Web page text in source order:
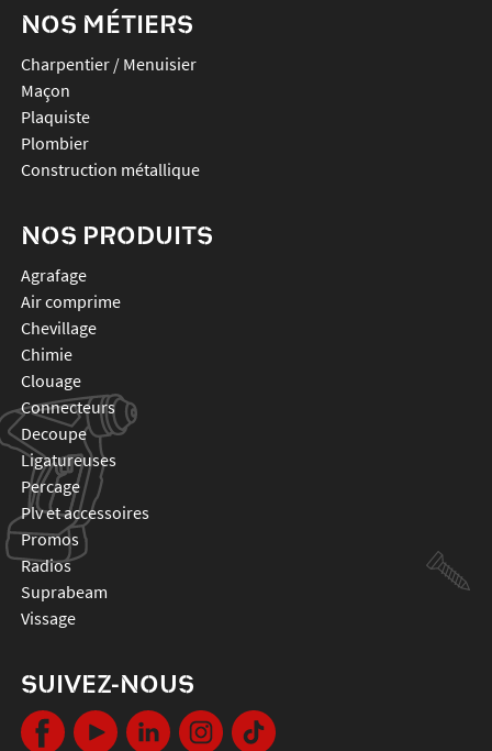
NOS MÉTIERS
Charpentier / Menuisier
Maçon
Plaquiste
Plombier
Construction métallique
NOS PRODUITS
agrafage
air comprime
chevillage
chimie
clouage
connecteurs
decoupe
ligatureuses
percage
plv et accessoires
promos
radios
suprabeam
vissage
SUIVEZ-NOUS